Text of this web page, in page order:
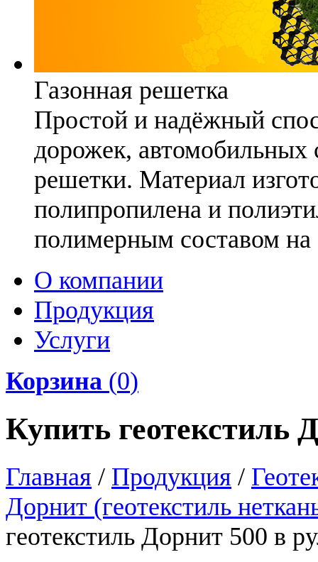
Газонная решетка
Простой и надёжный
дорожек, автомобильных
решетки. Материал
полипропилена и
полимерным составом на
О компании
Продукция
Услуги
Корзина (0)
Купить геотекстиль
Главная / Продукция /
Дорнит (геотекстиль
геотекстиль Дорнит 500 в